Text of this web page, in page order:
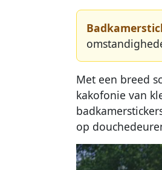
Met een breed
kakofonie van
op